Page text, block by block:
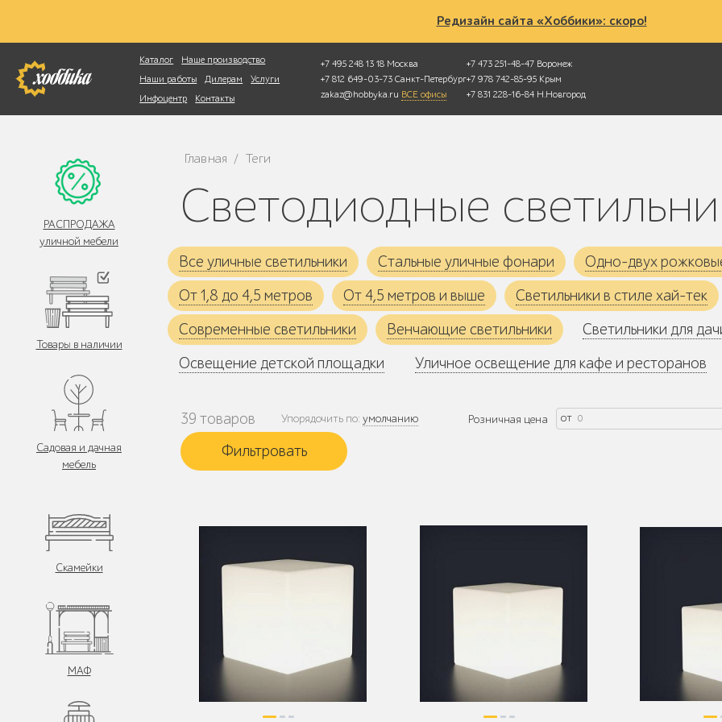
Редизайн сайта «Хоббики»: скоро!
Каталог
Наше производство
Наши работы
Дилерам
Услуги
Инфоцентр
Контакты
+7 495 248 13 18 Москва
+7 812 649-03-73 Санкт-Петербург
zakaz@hobbyka.ru ВСЕ офисы
+7 473 251-48-47 Воронеж
+7 978 742-85-95 Крым
+7 831 228-16-84 Н.Новгород
Фотопоиск
РАСПРОДАЖА
уличной мебели
Товары в наличии
Садовая и дачная
мебель
Скамейки
МАФ
Главная / Теги
Светодиодные
Все уличные светильники Стальные уличные фонари
Одно-двух
От 1,8 до 4,5 метров
От 4,5 метров и выше
Светильники в стиле хай-тек
Современные светильники
Венчающие светильники
Светильники для
Освещение детской площадки
Уличное освещение для кафе и ресторанов
39 товаров Упорядочить по: умолчанию Розничная цена от